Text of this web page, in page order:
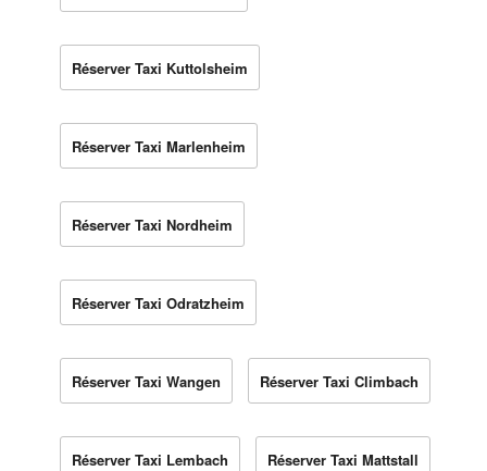
Réserver Taxi Kuttolsheim
Réserver Taxi Marlenheim
Réserver Taxi Nordheim
Réserver Taxi Odratzheim
Réserver Taxi Wangen Réserver Taxi Climbach
Réserver Taxi Lembach Réserver Taxi Mattstall